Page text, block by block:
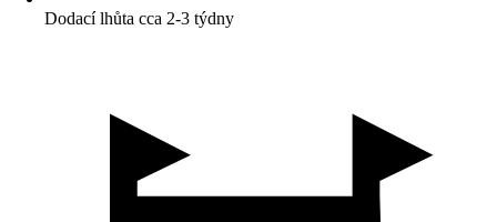
Dodací lhůta cca 2-3 týdny